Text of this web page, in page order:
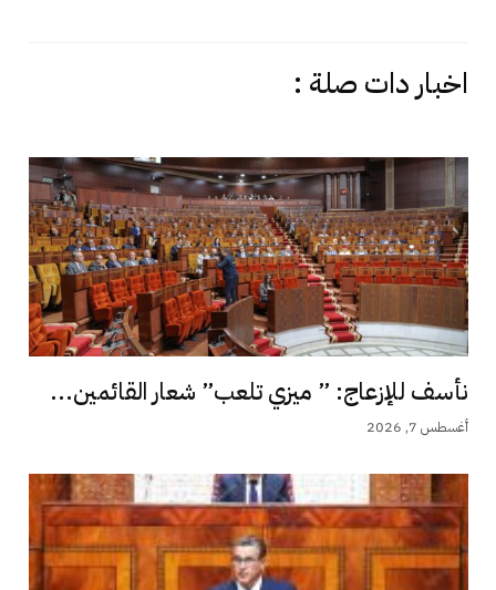
اخبار دات صلة :
نأسف للإزعاج: ” ميزي تلعب” شعار القائمين...
أغسطس 7, 2026